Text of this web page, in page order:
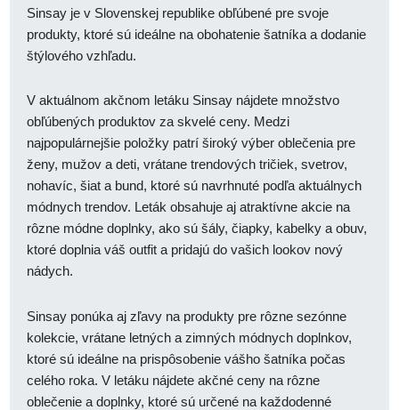
Sinsay je v Slovenskej republike obľúbené pre svoje
produkty, ktoré sú ideálne na obohatenie šatníka a dodanie
štýlového vzhľadu.
V aktuálnom akčnom letáku Sinsay nájdete množstvo
obľúbených produktov za skvelé ceny. Medzi
najpopulárnejšie položky patrí široký výber oblečenia pre
ženy, mužov a deti, vrátane trendových tričiek, svetrov,
nohavíc, šiat a bund, ktoré sú navrhnuté podľa aktuálnych
módnych trendov. Leták obsahuje aj atraktívne akcie na
rôzne módne doplnky, ako sú šály, čiapky, kabelky a obuv,
ktoré doplnia váš outfit a pridajú do vašich lookov nový
nádych.
Sinsay ponúka aj zľavy na produkty pre rôzne sezónne
kolekcie, vrátane letných a zimných módnych doplnkov,
ktoré sú ideálne na prispôsobenie vášho šatníka počas
celého roka. V letáku nájdete akčné ceny na rôzne
oblečenie a doplnky, ktoré sú určené na každodenné